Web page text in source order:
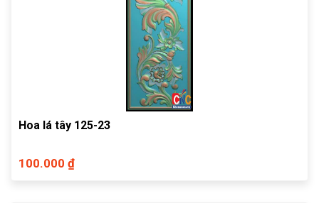
Hoa lá tây 125-23
100.000 ₫